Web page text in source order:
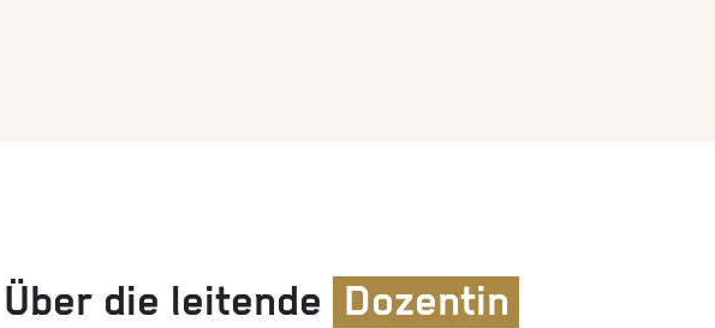
Über die leitende Dozentin